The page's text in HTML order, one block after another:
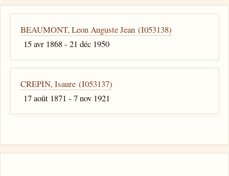
BEAUMONT, Leon Auguste Jean (I053138)
15 avr 1868 - 21 déc 1950
CREPIN, Isaure (I053137)
17 août 1871 - 7 nov 1921